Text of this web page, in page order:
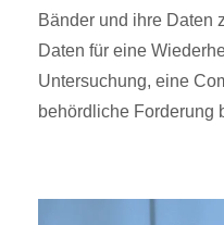
Bänder und ihre Daten
Daten für eine
Untersuchung, eine
behördliche Forderung